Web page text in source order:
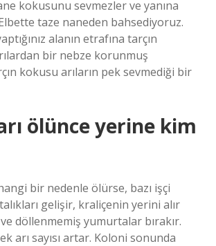
kokusunu sevmezler ve yanına
taze naneden bahsediyoruz.
alanın etrafına tarçın
bir nebze korunmuş
kokusu arıların pek sevmediği bir
ölünce yerine kim
bir nedenle ölürse, bazı işçi
gelişir, kraliçenin yerini alır
döllenmemiş yumurtalar bırakır.
arı sayısı artar. Koloni sonunda